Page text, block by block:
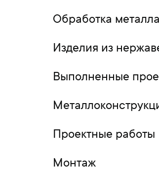
Обработка металла
Изделия из
Выполненные
Проектные работы
Монтаж